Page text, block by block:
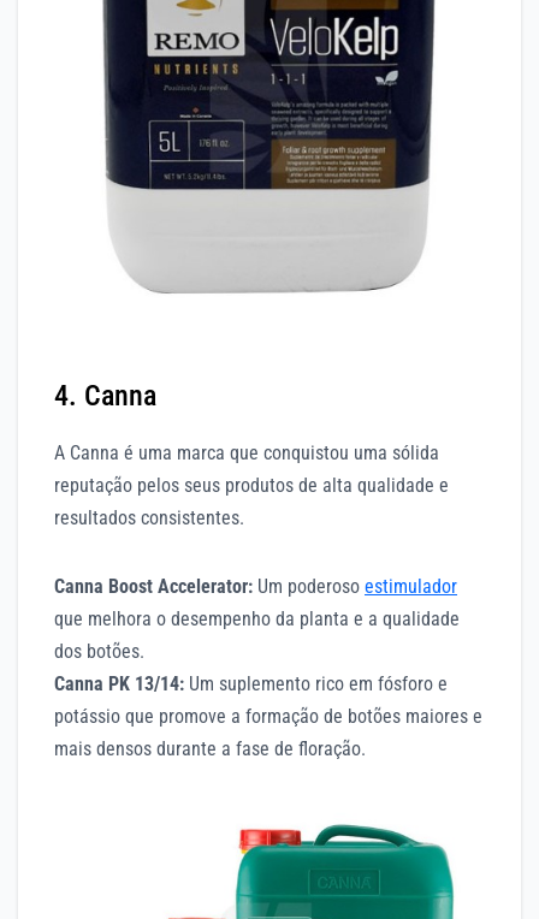
4. Canna
A Canna é uma marca que conquistou uma sólida
reputação pelos seus produtos de alta qualidade e
resultados consistentes.
Canna Boost Accelerator: Um poderoso estimulador
que melhora o desempenho da planta e a qualidade
dos botões.
Canna PK 13/14: Um suplemento rico em fósforo e
potássio que promove a formação de botões maiores e
mais densos durante a fase de floração.